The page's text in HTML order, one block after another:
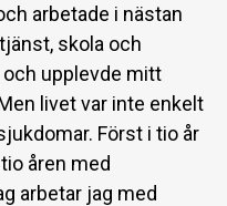
arbetade i nästan
skola och
och upplevde mitt
livet var inte enkelt
Först i tio år
åren med
arbetar jag med